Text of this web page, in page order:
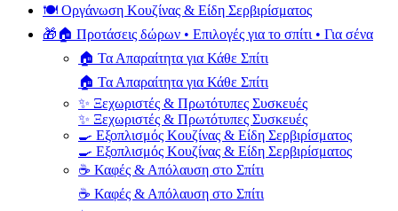
🍽️ Οργάνωση Κουζίνας & Είδη Σερβιρίσματος
🎁🏠 Προτάσεις δώρων • Επιλογές για το σπίτι • Για σένα
🏠 Τα Απαραίτητα για Κάθε Σπίτι
🏠 Τα Απαραίτητα για Κάθε Σπίτι
✨ Ξεχωριστές & Πρωτότυπες Συσκευές
✨ Ξεχωριστές & Πρωτότυπες Συσκευές
🍳 Εξοπλισμός Κουζίνας & Είδη Σερβιρίσματος
🍳 Εξοπλισμός Κουζίνας & Είδη Σερβιρίσματος
☕ Καφές & Απόλαυση στο Σπίτι
☕ Καφές & Απόλαυση στο Σπίτι